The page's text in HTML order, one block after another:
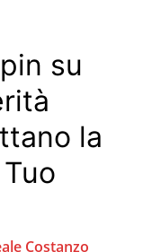
su
la
Costanzo